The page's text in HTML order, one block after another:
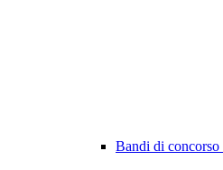
Bandi di concorso